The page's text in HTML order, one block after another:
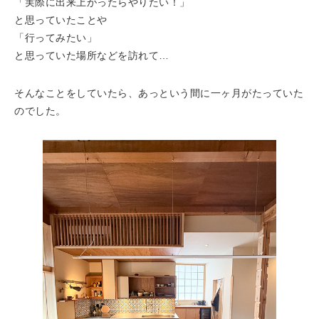
と思っていたことや
「行ってみたい」
と思っていた場所などを訪れて…
そんなことをしていたら、あっという間に一ヶ月がたっていた
のでした。